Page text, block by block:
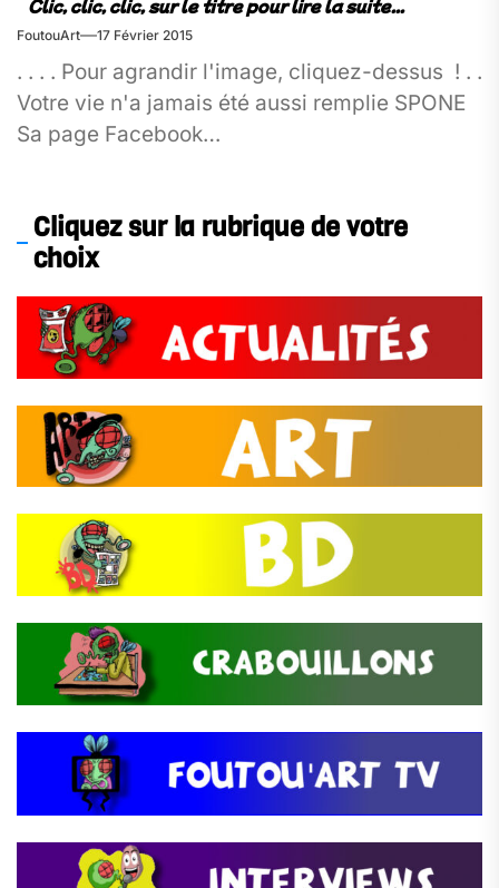
FoutouArt 17 Février 2015
. . . . Pour agrandir l'image, cliquez-dessus ! . .
Votre vie n'a jamais été aussi remplie SPONE
Sa page Facebook
Cliquez sur la rubrique de votre
choix